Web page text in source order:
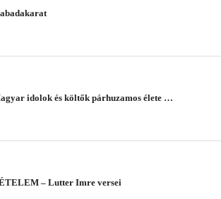
idolok és költők párhuzamos élete …
– Lutter Imre versei